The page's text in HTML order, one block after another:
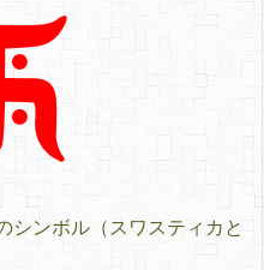
ンボル（スワスティカと